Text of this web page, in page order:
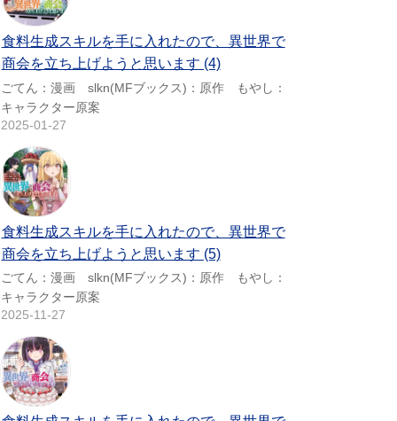
食料生成スキルを手に入れたので、異世界で
商会を立ち上げようと思います (4)
ごてん：漫画 slkn(MFブックス)：原作 もやし：
キャラクター原案
2025-01-27
食料生成スキルを手に入れたので、異世界で
商会を立ち上げようと思います (5)
ごてん：漫画 slkn(MFブックス)：原作 もやし：
キャラクター原案
2025-11-27